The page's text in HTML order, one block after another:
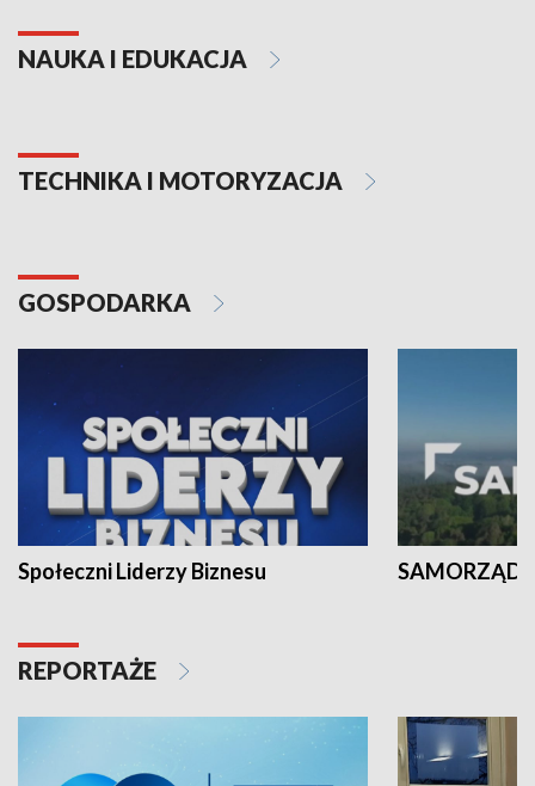
NAUKA I EDUKACJA
TECHNIKA I MOTORYZACJA
GOSPODARKA
Społeczni Liderzy Biznesu SAMORZĄD
REPORTAŻE